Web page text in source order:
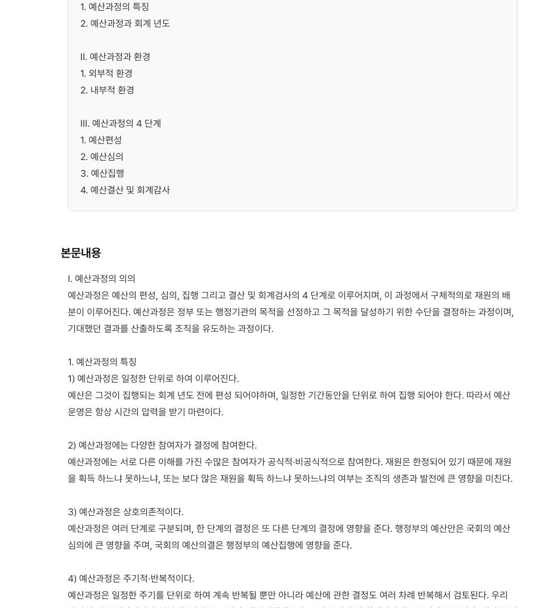
1. 예산과정의 특징
2. 예산과정과 회계 년도
II. 예산과정과 환경
1. 외부적 환경
2. 내부적 환경
III. 예산과정의 4 단계
1. 예산편성
2. 예산심의
3. 예산집행
4. 예산결산 및 회계감사
본문내용
I. 예산과정의 의의
예산과정은 예산의 편성, 심의, 집행 그리고 결산 및 회계검사의 4 단계로 이루어지며, 이 과정에서 구체적의로 재원의 배
분이 이루어진다. 예산과정은 정부 또는 행정기관의 목적을 선정하고 그 목적을 달성하기 위한 수단을 결정하는 과정이며,
기대했던 결과를 산출하도록 조직을 유도하는 과정이다.
1. 예산과정의 특징
1) 예산과정은 일정한 단위로 하여 이루어진다.
예산은 그것이 집행되는 회계 년도 전에 편성 되어야하며, 일정한 기간동안을 단위로 하여 집행 되어야 한다. 따라서 예산
운영은 항상 시간의 압력을 받기 마련이다.
2) 예산과정에는 다양한 참여자가 결정에 참여한다.
예산과정에는 서로 다른 이해를 가진 수많은 참여자가 공식적·비공식적으로 참여한다. 재원은 한정되어 있기 때문에 재원
을 획득 하느냐 못하느냐, 또는 보다 많은 재원을 획득 하느냐 못하느냐의 여부는 조직의 생존과 발전에 큰 영향을 미친다.
3) 예산과정은 상호의존적이다.
예산과정은 여러 단계로 구분되며, 한 단계의 결정은 또 다른 단계의 결정에 영향을 준다. 행정부의 예산안은 국회의 예산
심의에 큰 영향을 주며, 국회의 예산의결은 행정부의 예산집행에 영향을 준다.
4) 예산과정은 주기적·반복적이다.
예산과정은 일정한 주기를 단위로 하여 계속 반복될 뿐만 아니라 예산에 관한 결정도 여러 차례 반복해서 검토된다. 우리